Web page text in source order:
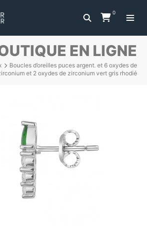
0
EN LIGNE
Boucles d’oreilles puces argent. et 6 oxydes de
et 2 oxydes de zirconium vert gris rhodié